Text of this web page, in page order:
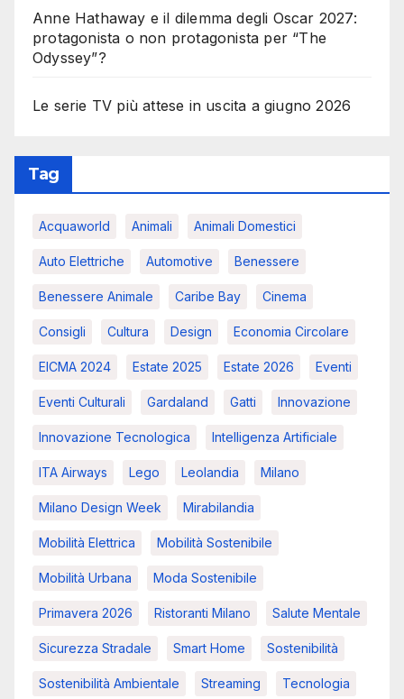
Anne Hathaway e il dilemma degli Oscar 2027:
protagonista o non protagonista per “The
Odyssey”?
Le serie TV più attese in uscita a giugno 2026
Tag
Acquaworld Animali Animali Domestici
Auto Elettriche Automotive Benessere
Benessere Animale Caribe Bay Cinema
Consigli Cultura Design Economia Circolare
EICMA 2024 Estate 2025 Estate 2026 Eventi
Eventi Culturali Gardaland Gatti Innovazione
Innovazione Tecnologica Intelligenza Artificiale
ITA Airways Lego Leolandia Milano
Milano Design Week Mirabilandia
Mobilità Elettrica Mobilità Sostenibile
Mobilità Urbana Moda Sostenibile
Primavera 2026 Ristoranti Milano Salute Mentale
Sicurezza Stradale Smart Home Sostenibilità
Sostenibilità Ambientale Streaming Tecnologia